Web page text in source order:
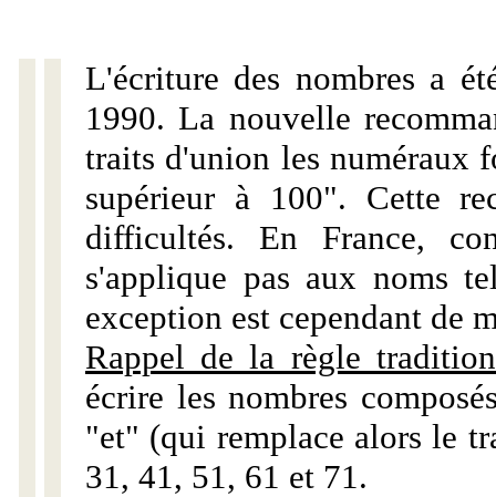
L'écriture des nombres a
1990. La nouvelle
traits d'union les numéraux
supérieur à 100". Cette
difficultés. En France,
s'applique pas aux noms
exception est cependant de
Rappel de la règle
écrire les nombres
"et" (qui remplace alors le
31, 41, 51, 61 et 71.